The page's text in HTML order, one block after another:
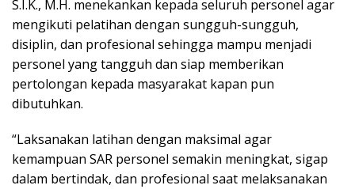
S.I.K., M.H. menekankan kepada seluruh personel agar
mengikuti pelatihan dengan sungguh-sungguh,
disiplin, dan profesional sehingga mampu menjadi
personel yang tangguh dan siap memberikan
pertolongan kepada masyarakat kapan pun
dibutuhkan.
“Laksanakan latihan dengan maksimal agar
kemampuan SAR personel semakin meningkat, sigap
dalam bertindak, dan profesional saat melaksanakan